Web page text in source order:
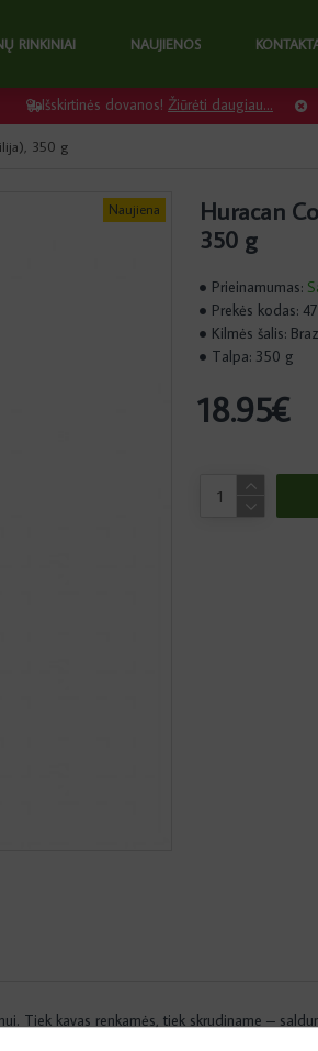
Išskirtinės dovanos! Žiūrėti daugiau...
RINKINIAI NAUJIENOS
350 g
Naujiena
Huracan
350 g
Prieinamumas:
Prekės kodas:
Kilmės šalis:
Talpa: 350 g
18.95€
Tiek kavas renkamės, tiek skrudiname –